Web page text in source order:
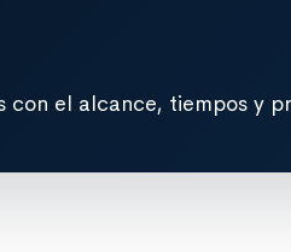
el alcance, tiempos y